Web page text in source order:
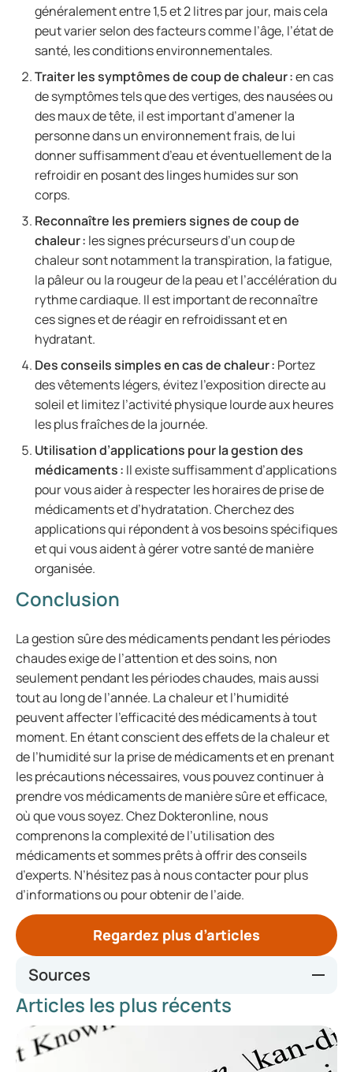
généralement entre 1,5 et 2 litres par jour, mais cela
peut varier selon des facteurs comme l’âge, l’état de
santé, les conditions environnementales.
Traiter les symptômes de coup de chaleur :en cas
de symptômes tels que des vertiges, des nausées ou
des maux de tête, il est important d’amener la
personne dans un environnement frais, de lui
donner suffisamment d’eau et éventuellement de la
refroidir en posant des linges humides sur son
corps.
Reconnaître les premiers signes de coup de
chaleur : les signes précurseurs d’un coup de
chaleur sont notamment la transpiration, la fatigue,
la pâleur ou la rougeur de la peau et l’accélération du
rythme cardiaque. Il est important de reconnaître
ces signes et de réagir en refroidissant et en
hydratant.
Des conseils simples en cas de chaleur : Portez
des vêtements légers, évitez l’exposition directe au
soleil et limitez l’activité physique lourde aux heures
les plus fraîches de la journée.
Utilisation d’applications pour la gestion des
médicaments : Il existe suffisamment d’applications
pour vous aider à respecter les horaires de prise de
médicaments et d’hydratation. Cherchez des
applications qui répondent à vos besoins spécifiques
et qui vous aident à gérer votre santé de manière
organisée.
Conclusion
La gestion sûre des médicaments pendant les périodes
chaudes exige de l’attention et des soins, non
seulement pendant les périodes chaudes, mais aussi
tout au long de l’année. La chaleur et l’humidité
peuvent affecter l’efficacité des médicaments à tout
moment. En étant conscient des effets de la chaleur et
de l’humidité sur la prise de médicaments et en prenant
les précautions nécessaires, vous pouvez continuer à
prendre vos médicaments de manière sûre et efficace,
où que vous soyez. Chez Dokteronline, nous
comprenons la complexité de l’utilisation des
médicaments et sommes prêts à offrir des conseils
d’experts. N’hésitez pas à nous contacter pour plus
d’informations ou pour obtenir de l’aide.
Regardez plus d’articles
Sources
https://www.apotheek.nl/zorg-van-de-apotheker/uw-
apotheker-geeft-antwoord/hitte-en-medicijnen
https://www.apotheek.nl/zorg-van-de-apotheker/uw-
apotheker-geeft-antwoord/medicijnen-op-reis#goed-
Articles les plus récents